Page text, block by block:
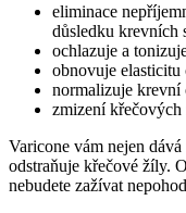
eliminace
důsledku krevních
ochlazuje a
obnovuje elasticitu
normalizuje krevní
zmizení křečových
Varicone vám nejen
odstraňuje křečové žíly.
nebudete zažívat